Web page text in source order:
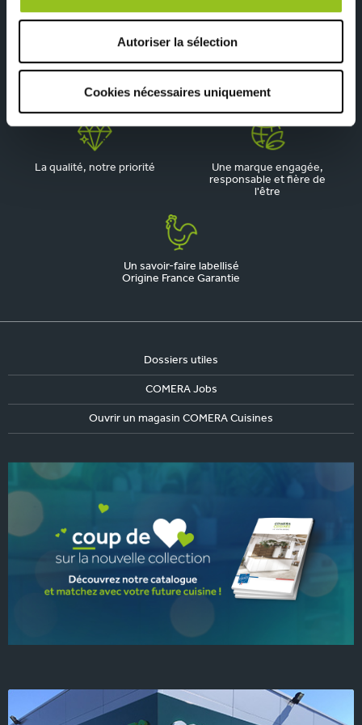
Autoriser la sélection
Cookies nécessaires uniquement
cuisine aménagée
respecte votre budget
La qualité, notre priorité
Une marque engagée,
responsable et fière de
l'être
Un savoir-faire labellisé
Origine France Garantie
Dossiers utiles
COMERA Jobs
Ouvrir un magasin COMERA Cuisines